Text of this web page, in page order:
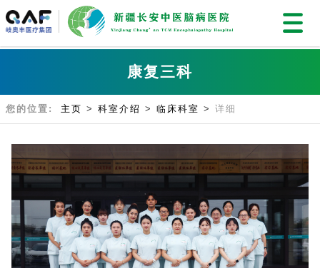
康复三科
您的位置: 主页 > 科室介绍 > 临床科室 > 详细